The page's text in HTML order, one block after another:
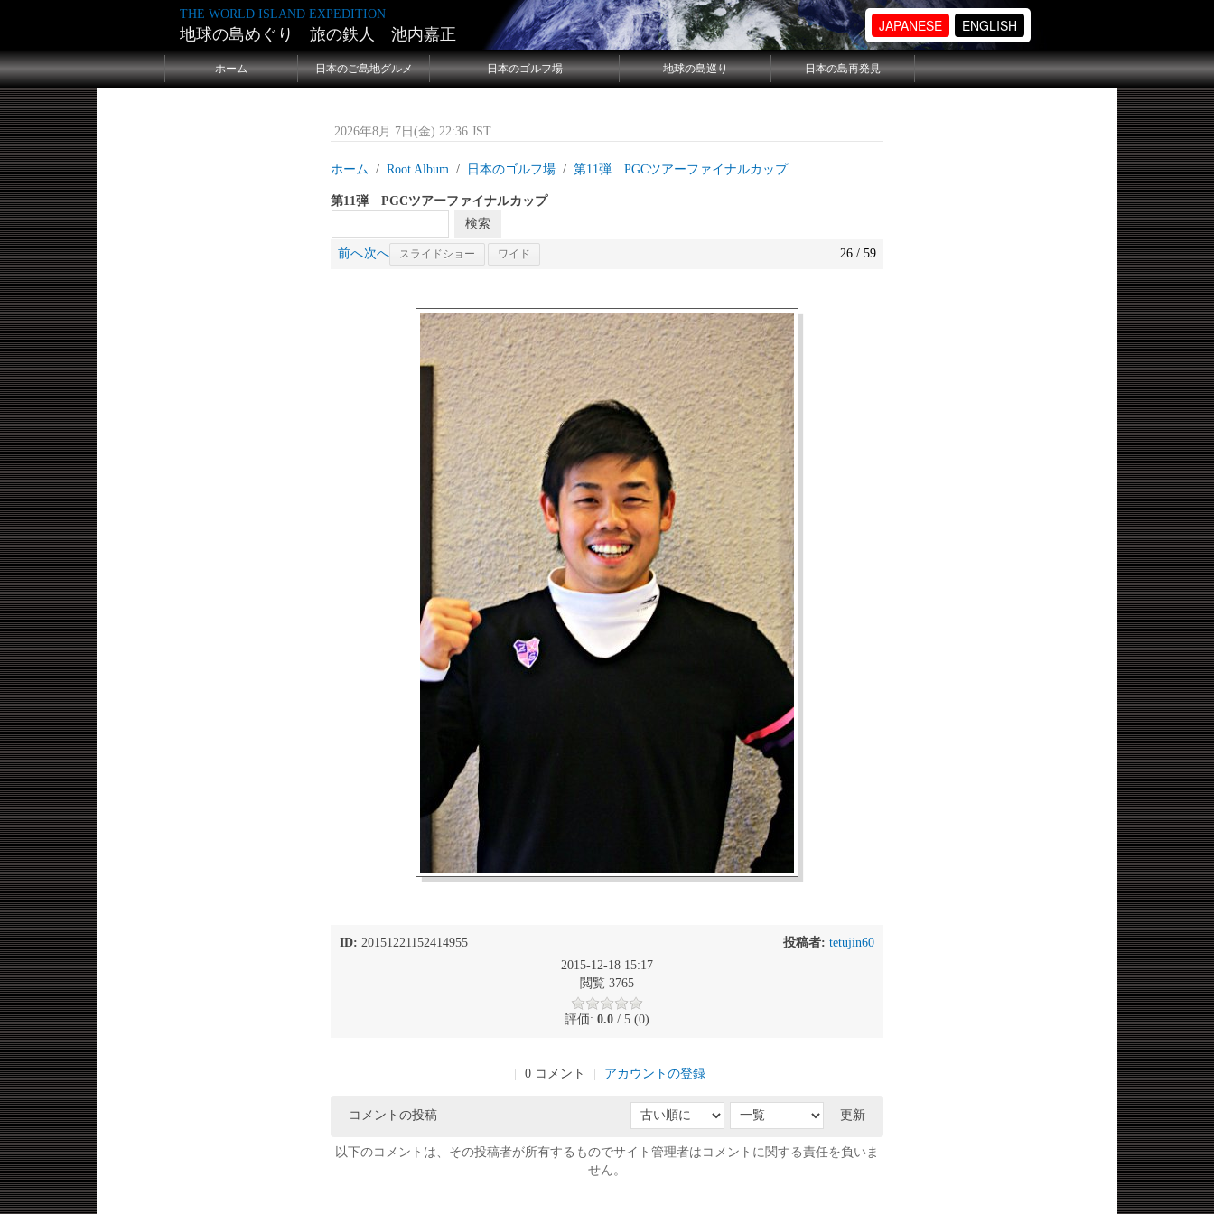
THE WORLD ISLAND EXPEDITION
地球の島めぐり 旅の鉄人 池内嘉正 JAPANESE ENGLISH
ホーム 日本のご島地グルメ 日本のゴルフ場 地球の島巡り 日本の島再発見
2026年8月 7日(金) 22:36 JST
ホーム Root Album 日本のゴルフ場 第11弾 PGCツアーファイナルカップ
第11弾 PGCツアーファイナルカップ
前へ次へ スライドショー ワイド 26 / 59
ID: 20151221152414955 投稿者: tetujin60
2015-12-18 15:17
閲覧 3765
評価: 0.0 / 5 (0)
0 コメント アカウントの登録
コメントの投稿 更新
以下のコメントは、その投稿者が所有するものでサイト管理者はコメントに関する責任を負いま
せん。